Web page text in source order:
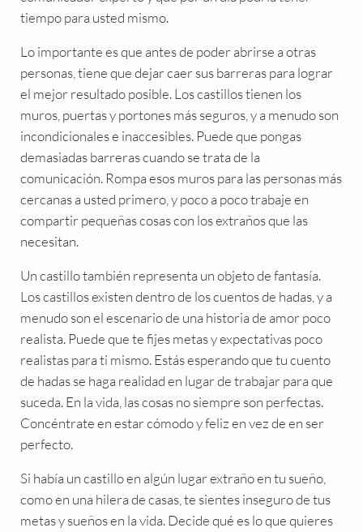
tiempo para usted mismo.
Lo importante es que antes de poder abrirse a otras
personas, tiene que dejar caer sus barreras para lograr
el mejor resultado posible. Los castillos tienen los
muros, puertas y portones más seguros, y a menudo son
incondicionales e inaccesibles. Puede que pongas
demasiadas barreras cuando se trata de la
comunicación. Rompa esos muros para las personas más
cercanas a usted primero, y poco a poco trabaje en
compartir pequeñas cosas con los extraños que las
necesitan.
Un castillo también representa un objeto de fantasía.
Los castillos existen dentro de los cuentos de hadas, y a
menudo son el escenario de una historia de amor poco
realista. Puede que te fijes metas y expectativas poco
realistas para ti mismo. Estás esperando que tu cuento
de hadas se haga realidad en lugar de trabajar para que
suceda. En la vida, las cosas no siempre son perfectas.
Concéntrate en estar cómodo y feliz en vez de en ser
perfecto.
Si había un castillo en algún lugar extraño en tu sueño,
como en una hilera de casas, te sientes inseguro de tus
metas y sueños en la vida. Decide qué es lo que quieres